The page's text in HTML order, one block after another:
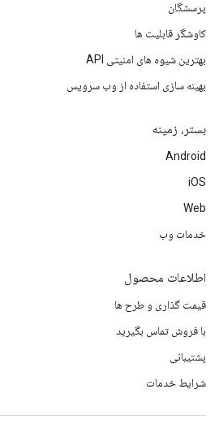
پرسشگان
کاوشگر قابلیت ها
بهترین شیوه های امنیتی API
بهینه سازی استفاده از وب سرویس
بستر، زمینه
Android
iOS
Web
خدمات وب
اطلاعات محصول
قیمت گذاری و طرح ها
با فروش تماس بگیرید
پشتیبانی
شرایط خدمات